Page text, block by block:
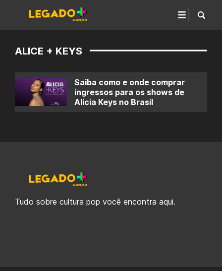
ALICE + KEYS
Saiba como e onde comprar
ingressos para os shows de
Alicia Keys no Brasil
Tudo sobre cultura pop você encontra aqui.